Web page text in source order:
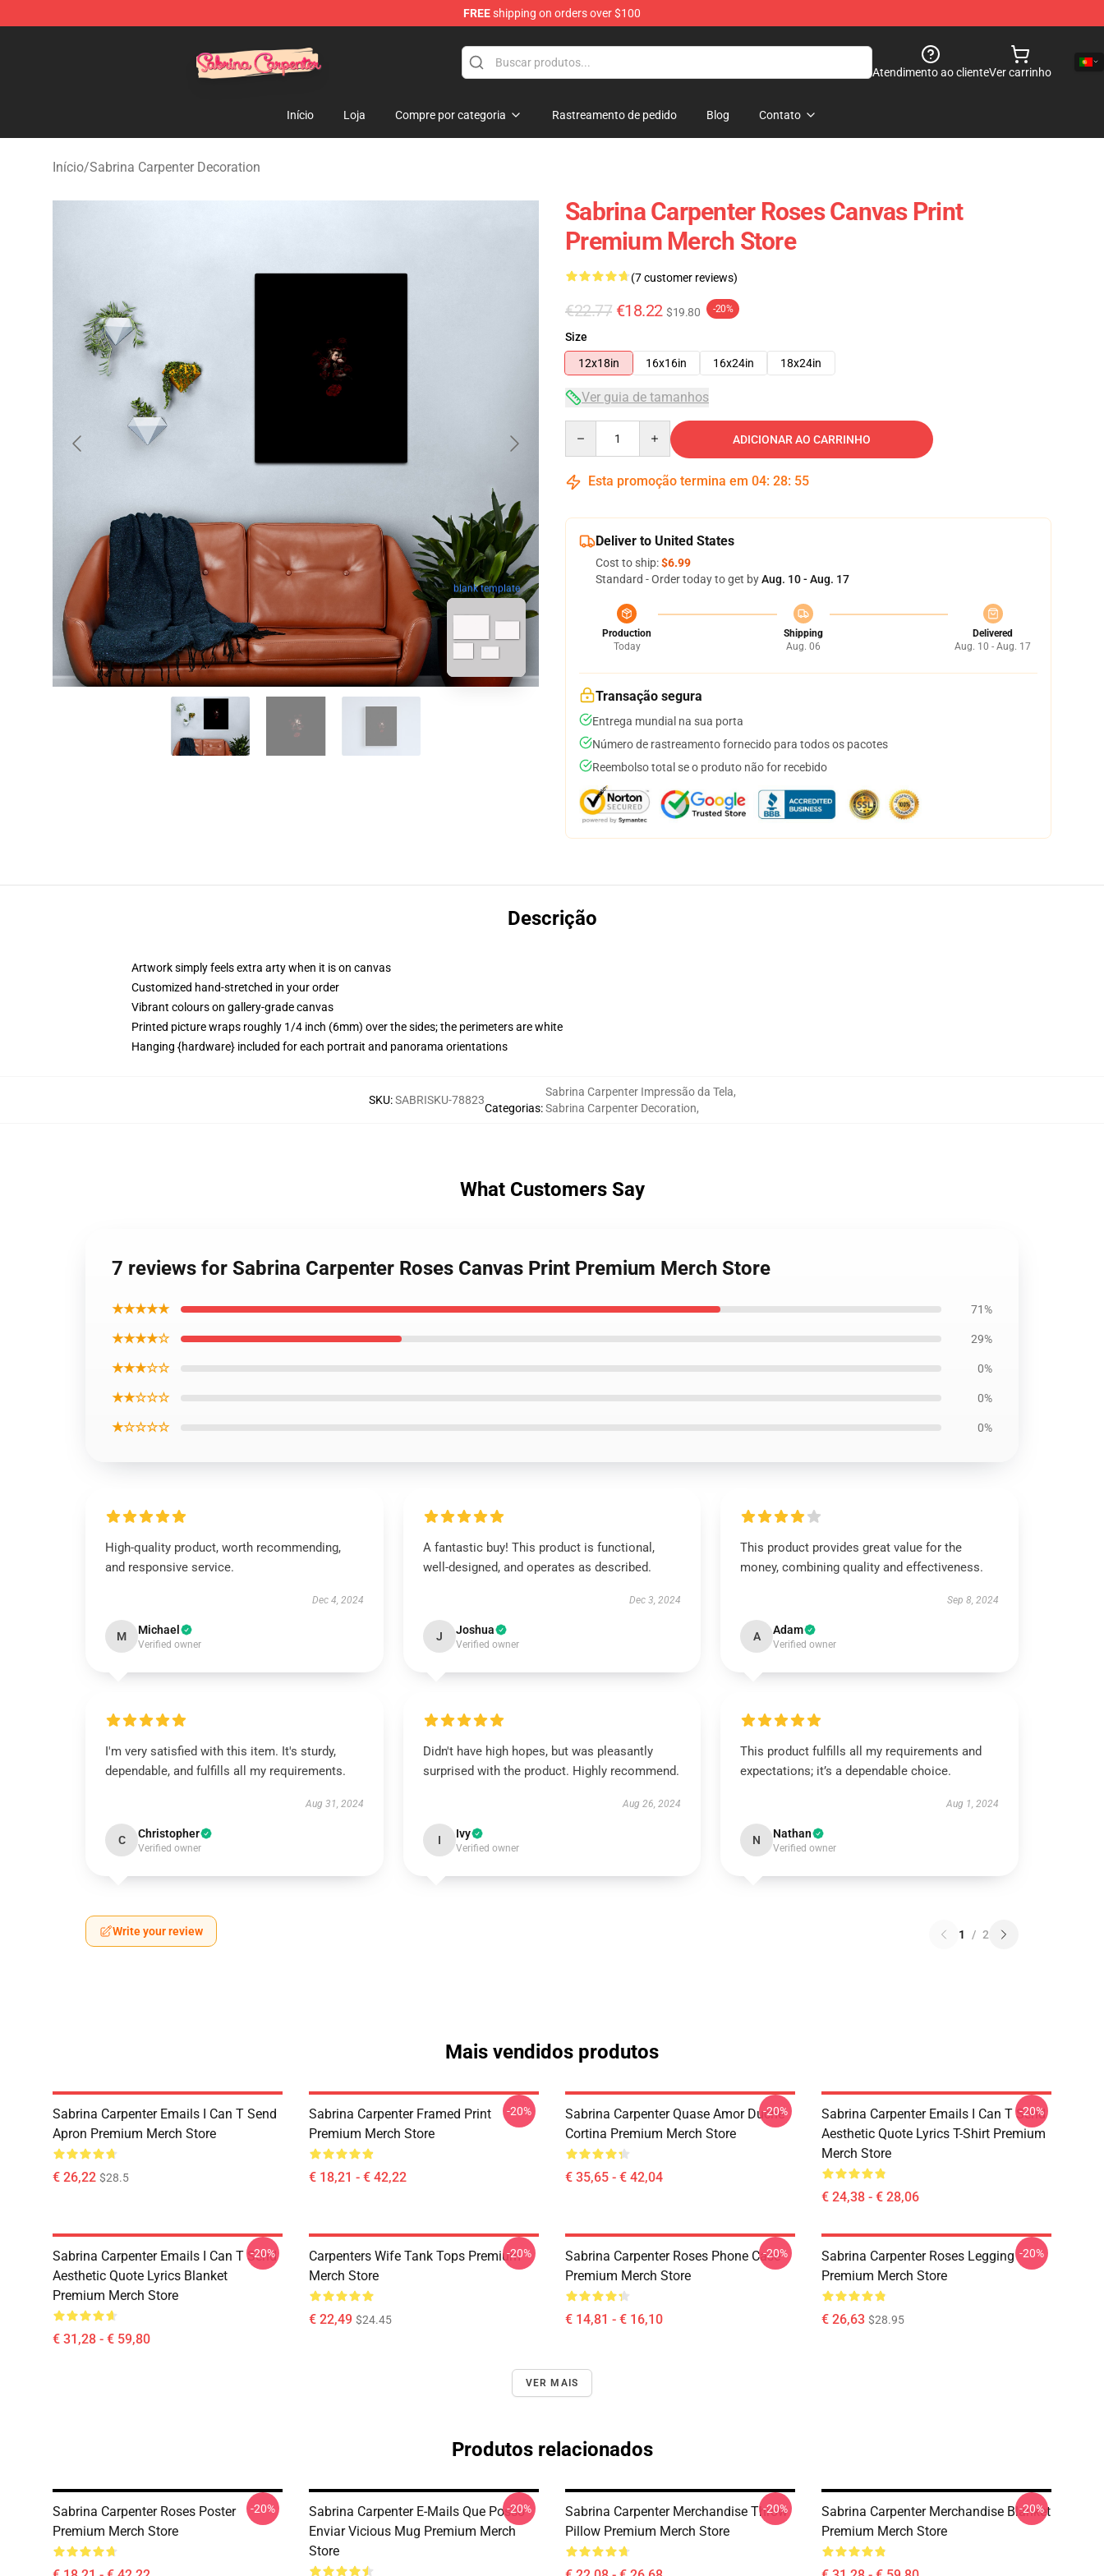
FREEshipping on orders over $100
Atendimento ao clienteVer carrinho
Início Loja Compre por categoria Rastreamento de pedido Blog Contato
Início/Sabrina Carpenter Decoration
blank template
Sabrina Carpenter Roses Canvas Print
Premium Merch Store
(7 customer reviews)
€22.77 €18.22 $19.80 -20%
Size
12x18in
16x16in 16x24in 18x24in
Ver guia de tamanhos
ADICIONAR AO CARRINHO
Esta promoção termina em 04: 28: 54
Deliver to United States
Cost to ship:$6.99
Standard - Order today to get byAug. 10 - Aug. 17
Production
Today
Shipping
Aug. 06
Delivered
Aug. 10 - Aug. 17
Transação segura
Entrega mundial na sua porta
Número de rastreamento fornecido para todos os pacotes
Reembolso total se o produto não for recebido
Descrição
Artwork simply feels extra arty when it is on canvas
Customized hand-stretched in your order
Vibrant colours on gallery-grade canvas
Printed picture wraps roughly 1/4 inch (6mm) over the sides; the perimeters are white
Hanging {hardware} included for each portrait and panorama orientations
SKU:SABRISKU-78823
Categorias:
Sabrina Carpenter Impressão da Tela,
Sabrina Carpenter Decoration,
What Customers Say
7 reviews for Sabrina Carpenter Roses Canvas Print Premium Merch Store
★★★★★ 71%
★★★★☆ 29%
★★★☆☆ 0%
★★☆☆☆ 0%
★☆☆☆☆ 0%
High-quality product, worth recommending,
and responsive service.
Dec 4, 2024
M Michael
Verified owner
A fantastic buy! This product is functional,
well-designed, and operates as described.
Dec 3, 2024
J Joshua
Verified owner
This product provides great value for the
money, combining quality and effectiveness.
Sep 8, 2024
A Adam
Verified owner
I'm very satisfied with this item. It's sturdy,
dependable, and fulfills all my requirements.
Aug 31, 2024
C Christopher
Verified owner
Didn't have high hopes, but was pleasantly
surprised with the product. Highly recommend.
Aug 26, 2024
I Ivy
Verified owner
This product fulfills all my requirements and
expectations; it’s a dependable choice.
Aug 1, 2024
N Nathan
Verified owner
Write your review 1 / 2
Mais vendidos produtos
Sabrina Carpenter Emails I Can T Send
Apron Premium Merch Store
€ 26,22 $28.5
Sabrina Carpenter Framed Print
Premium Merch Store
€ 18,21 - € 42,22
-20%
Sabrina Carpenter Quase Amor Duche
Cortina Premium Merch Store
€ 35,65 - € 42,04
-20%
Sabrina Carpenter Emails I Can T Send
Aesthetic Quote Lyrics T-Shirt Premium
Merch Store
€ 24,38 - € 28,06
-20%
Sabrina Carpenter Emails I Can T Send
Aesthetic Quote Lyrics Blanket
Premium Merch Store
€ 31,28 - € 59,80
-20%
Carpenters Wife Tank Tops Premium
Merch Store
€ 22,49 $24.45
-20%
Sabrina Carpenter Roses Phone Case
Premium Merch Store
€ 14,81 - € 16,10
-20%
Sabrina Carpenter Roses Legging
Premium Merch Store
€ 26,63 $28.95
-20%
VER MAIS
Produtos relacionados
Sabrina Carpenter Roses Poster
Premium Merch Store
-20%
Sabrina Carpenter E-Mails Que Posso
Enviar Vicious Mug Premium Merch
Store
-20%
Sabrina Carpenter Merchandise Throw
Pillow Premium Merch Store
-20%
Sabrina Carpenter Merchandise Blanket
Premium Merch Store
-20%